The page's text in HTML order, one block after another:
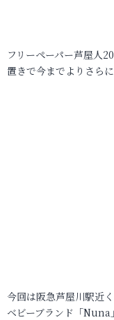
フリーペーパー芦屋人
置きで今までよりさら
今回は阪急芦屋川駅近
ベビーブランド「